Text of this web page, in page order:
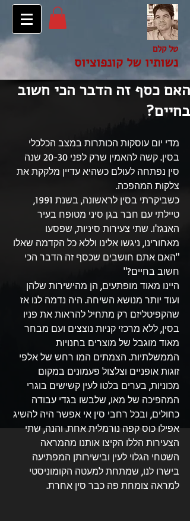
טל קלם
נשותיו של קונפוציוס
האם כסף זה הדבר הכי חשוב
בחיים?
מדי יום עוסקות הכותרות במצב הכלכלי
בסין. קשה להאמין שרק לפני 20-30 שנה
סין נפתחה לעולם כשהיא עדיין מלקקת את
צלקות המהפכה.
כשביקרתי בסין לראשונה, בשנת 1991,
טיילתי עם חבר בגן סיני מטופח בעיר
האנגז'ו. שתי צעירות סיניות, שפסעו
מאחורינו, ניגשו אלינו וללא כל הקדמה שאלו
"האם אתם חושבים שכסף זה הדבר הכי
חשוב בחיים?"
היינו מאוד מופתעים, הן מהישירות שלהן
ועוד יותר מנושא השיחה. היה נדמה לנו אז
שהקפיטליזם רק מתחיל להראות את פניו
בסין, ללא מרכזי קניות נוצצים ועם מבחר
מאוד מוגבל של מוצרים בחנויות
הממשלתיות. הצמתים המו רחש של אלפי
זוגות אופניים וצלצול פעמונים במקום
מכוניות, בערים בלטו לעין קשישים בוגרי
המהפיכה של מאו, שלבשו בגדי עבודה
כחולים, ובכל רחבי סין אי אפשר היה להשיג
אפילו כוס קפה נורמלית אחת. והנה, שתי
הצעירות הללו הקיצו אותנו מהמראה
השטחי הגלוי לעין ובישירותן המפתיעה
בישרו לנו, שמתחת למעטה הקומוניסטי
למראה צומחת פה כבר סין אחרת.